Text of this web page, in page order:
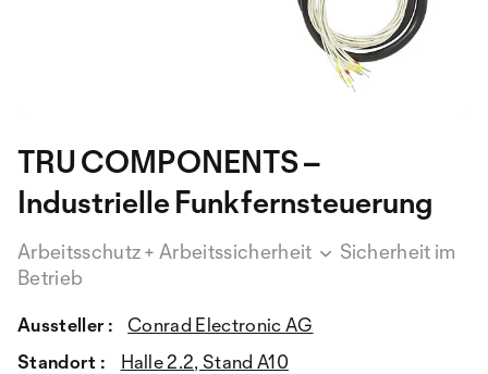
TRU COMPONENTS –
Industrielle Funkfernsteuerung
Arbeitsschutz + Arbeitssicherheit
Sicherheit im
Betrieb
Aussteller :
Conrad Electronic AG
Standort :
Halle 2.2, Stand A10